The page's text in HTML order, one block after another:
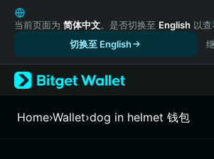
English
日本語
Русский
Español (Latinoamérica)
Türkçe
Italiano
当前页面为 简体中文。是否切换至 English 以
切换至 English
Home›Wallet›dog in helmet 钱包